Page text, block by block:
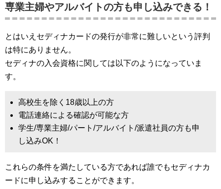
専業主婦やアルバイトの方も申し込みできる！
とはいえセディナカードの発行が非常に難しいという評判
は特にありません。
セディナの入会資格に関しては以下のようになっていま
す。
高校生を除く18歳以上の方
電話連絡による確認が可能な方
学生/専業主婦/パート/アルバイト/派遣社員の方も申
し込みOK！
これらの条件を満たしている方であれば誰でもセディナカ
ードに申し込みすることができます。